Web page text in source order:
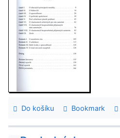
Do košíku Bookmark